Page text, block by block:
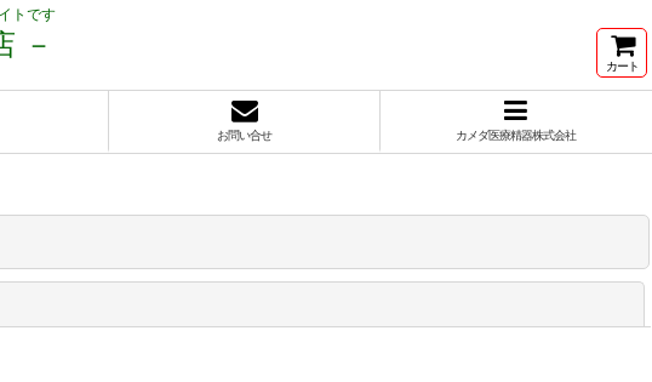
トです
－
カート
お問い合せ カメダ医療精器株式会社